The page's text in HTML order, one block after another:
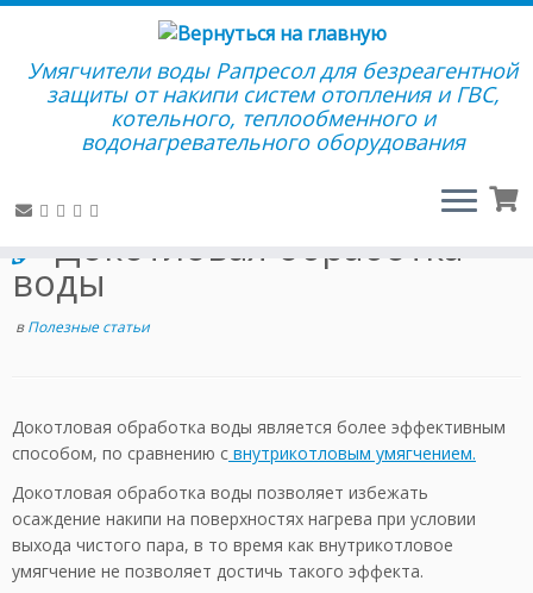
Умягчители воды Рапресол для безреагентной
защиты от накипи систем отопления и ГВС,
котельного, теплообменного и
водонагревательного оборудования
Докотловая обработка
воды
вПолезные статьи
Докотловая обработка воды является более эффективным
способом, по сравнению с внутрикотловым умягчением.
Докотловая обработка воды позволяет избежать
осаждение накипи на поверхностях нагрева при условии
выхода чистого пара, в то время как внутрикотловое
умягчение не позволяет достичь такого эффекта.